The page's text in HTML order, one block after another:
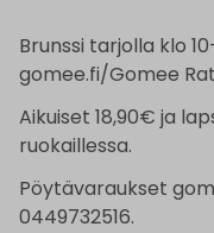
Brunssi tarjolla klo
gomee.fi/Gomee
Aikuiset 18,90€ ja
ruokaillessa.
Pöytävaraukset
0449732516.